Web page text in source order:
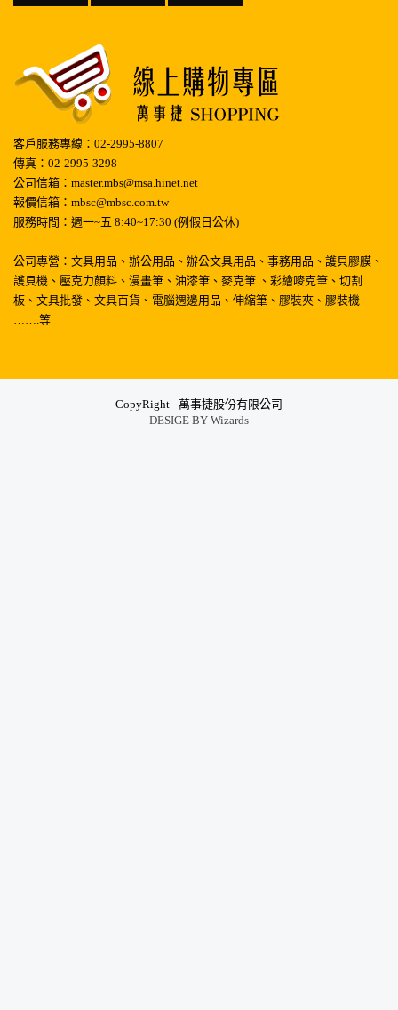
客戶服務專線：02-2995-8807
傳真：02-2995-3298
公司信箱：master.mbs@msa.hinet.net
報價信箱：mbsc@mbsc.com.tw
服務時間：週一~五 8:40~17:30 (例假日公休)
公司專營：文具用品、辦公用品、辦公文具用品、事務用品、護貝膠膜、
護貝機、壓克力顏料、漫畫筆、油漆筆、麥克筆 、彩繪嘜克筆、切割
板、文具批發、文具百貨、電腦週邊用品、伸縮筆、膠裝夾、膠裝機
…….等
CopyRight - 萬事捷股份有限公司
DESIGE BY Wizards